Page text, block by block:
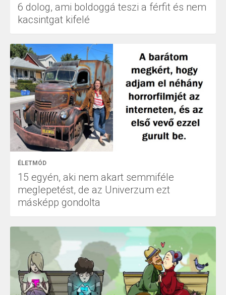
6 dolog, ami boldoggá teszi a férfit és nem
kacsintgat kifelé
ÉLETMÓD
15 egyén, aki nem akart semmiféle
meglepetést, de az Univerzum ezt
másképp gondolta